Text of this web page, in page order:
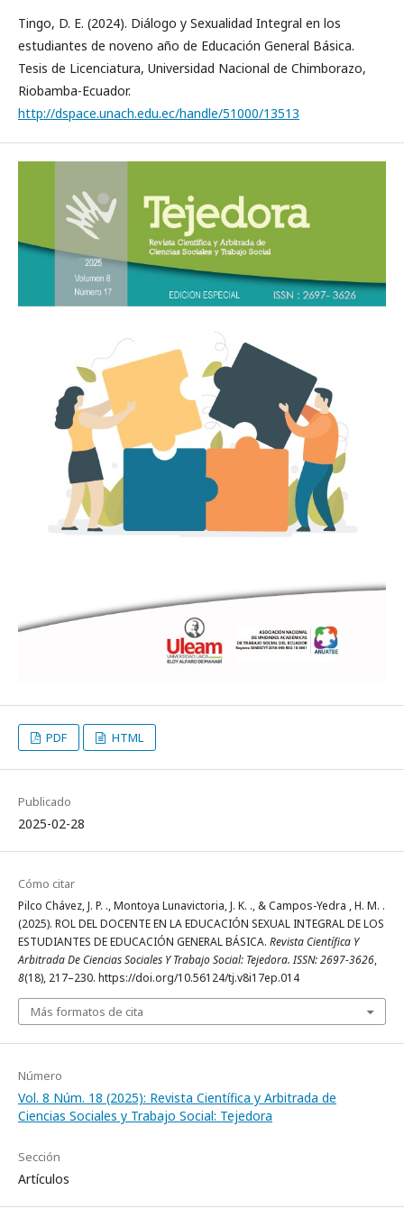
Tingo, D. E. (2024). Diálogo y Sexualidad Integral en los
estudiantes de noveno año de Educación General Básica.
Tesis de Licenciatura, Universidad Nacional de Chimborazo,
Riobamba-Ecuador.
http://dspace.unach.edu.ec/handle/51000/13513
PDF HTML
Publicado
2025-02-28
Cómo citar
Pilco Chávez, J. P. ., Montoya Lunavictoria, J. K. ., & Campos-Yedra , H. M. .
(2025). ROL DEL DOCENTE EN LA EDUCACIÓN SEXUAL INTEGRAL DE LOS
ESTUDIANTES DE EDUCACIÓN GENERAL BÁSICA. Revista Científica Y
Arbitrada De Ciencias Sociales Y Trabajo Social: Tejedora. ISSN: 2697-3626,
8(18), 217–230. https://doi.org/10.56124/tj.v8i17ep.014
Más formatos de cita
Número
Vol. 8 Núm. 18 (2025): Revista Científica y Arbitrada de
Ciencias Sociales y Trabajo Social: Tejedora
Sección
Artículos